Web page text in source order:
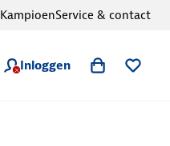
Inloggen
KampioenService & contact